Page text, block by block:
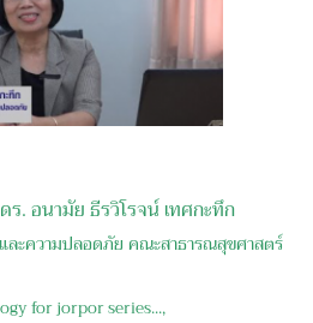
ร. อนามัย ธีรวิโรจน์ เทศกะทึก
ละความปลอดภัย คณะสาธารณสุขศาสตร์
for jorpor series...,